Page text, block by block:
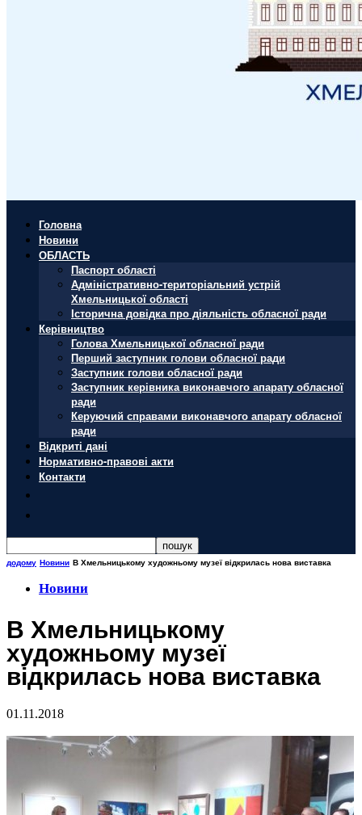
Головна
Новини
ОБЛАСТЬ
Паспорт області
Адміністративно-територіальний устрій
Хмельницької області
Історична довідка про діяльність обласної ради
Керівництво
Голова Хмельницької обласної ради
Перший заступник голови обласної ради
Заступник голови обласної ради
Заступник керівника виконавчого апарату обласної
ради
Керуючий справами виконавчого апарату обласної
ради
Відкриті дані
Нормативно-правові акти
Контакти
додому Новини В Хмельницькому художньому музеї відкрилась нова виставка
Новини
В Хмельницькому
художньому музеї
відкрилась нова виставка
01.11.2018